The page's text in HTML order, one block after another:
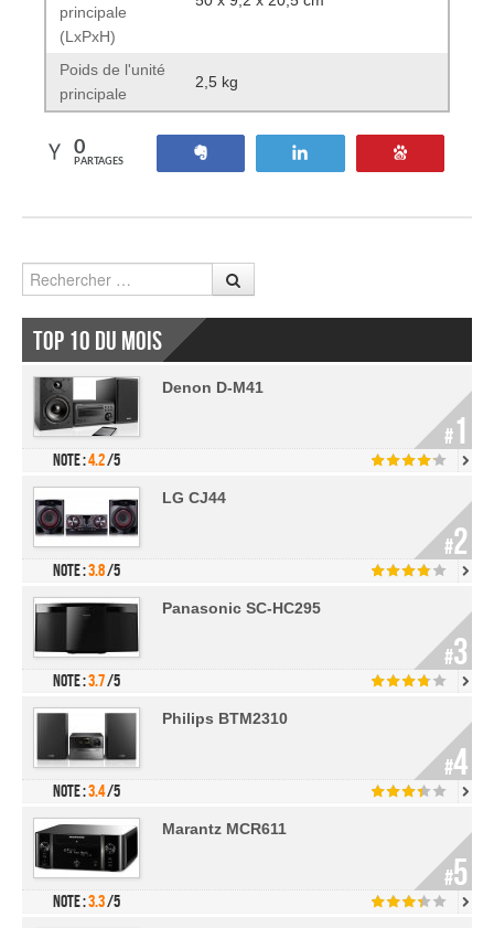
principale
(LxPxH)
Poids de l'unité
principale
2,5 kg
0
PARTAGES
Rechercher
Top 10 du mois
Denon D-M41
Note :4.2/5
#1
LG CJ44
Note :3.8/5
#2
Panasonic SC-HC295
Note :3.7/5
#3
Philips BTM2310
Note :3.4/5
#4
Marantz MCR611
Note :3.3/5
#5